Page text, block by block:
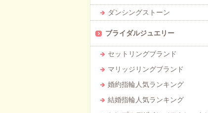
ダンシングストーン
ブライダルジュエリー
セットリングブランド
マリッジリングブランド
婚約指輪人気ランキング
結婚指輪人気ランキング